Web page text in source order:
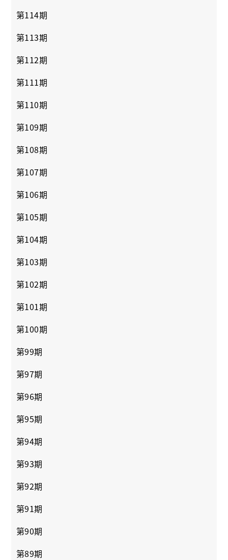
第114期
第113期
第112期
第111期
第110期
第109期
第108期
第107期
第106期
第105期
第104期
第103期
第102期
第101期
第100期
第99期
第97期
第96期
第95期
第94期
第93期
第92期
第91期
第90期
第89期